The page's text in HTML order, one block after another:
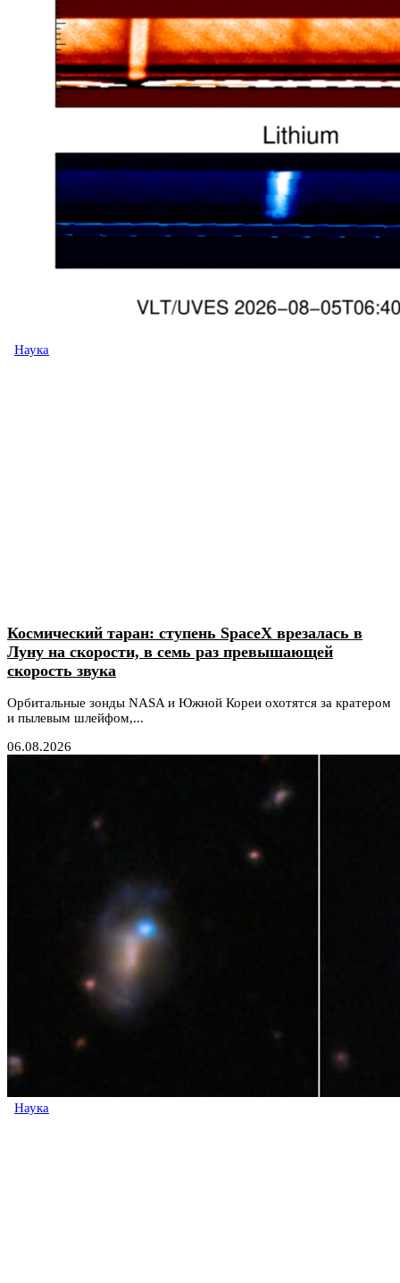
Наука
Космический таран: ступень SpaceX врезалась в
Луну на скорости, в семь раз превышающей
скорость звука
Орбитальные зонды NASA и Южной Кореи охотятся за кратером
и пылевым шлейфом,...
06.08.2026
Наука